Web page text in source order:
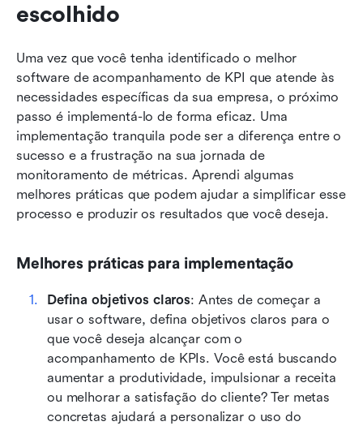
escolhido
Uma vez que você tenha identificado o melhor
software de acompanhamento de KPI que atende às
necessidades específicas da sua empresa, o próximo
passo é implementá-lo de forma eficaz. Uma
implementação tranquila pode ser a diferença entre o
sucesso e a frustração na sua jornada de
monitoramento de métricas. Aprendi algumas
melhores práticas que podem ajudar a simplificar esse
processo e produzir os resultados que você deseja.
Melhores práticas para implementação
Defina objetivos claros: Antes de começar a
usar o software, defina objetivos claros para o
que você deseja alcançar com o
acompanhamento de KPIs. Você está buscando
aumentar a produtividade, impulsionar a receita
ou melhorar a satisfação do cliente? Ter metas
concretas ajudará a personalizar o uso do